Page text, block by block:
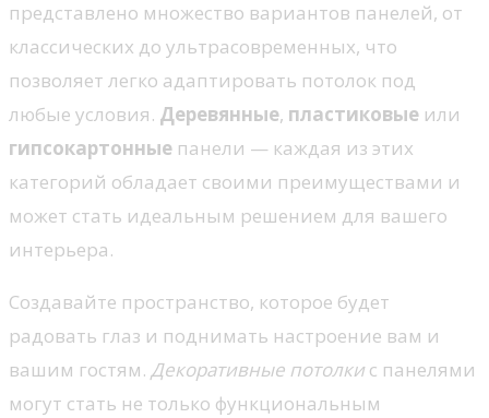
представлено множество вариантов панелей, от
классических до ультрасовременных, что
позволяет легко адаптировать потолок под
любые условия. Деревянные, пластиковые или
гипсокартонные панели — каждая из этих
категорий обладает своими преимуществами и
может стать идеальным решением для вашего
интерьера.
Создавайте пространство, которое будет
радовать глаз и поднимать настроение вам и
вашим гостям. Декоративные потолки с панелями
могут стать не только функциональным